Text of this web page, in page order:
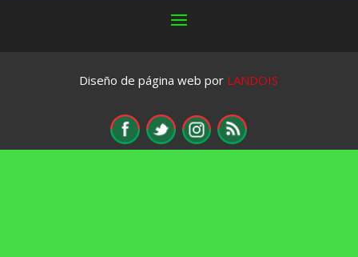
Diseño de página web por LANDOIS